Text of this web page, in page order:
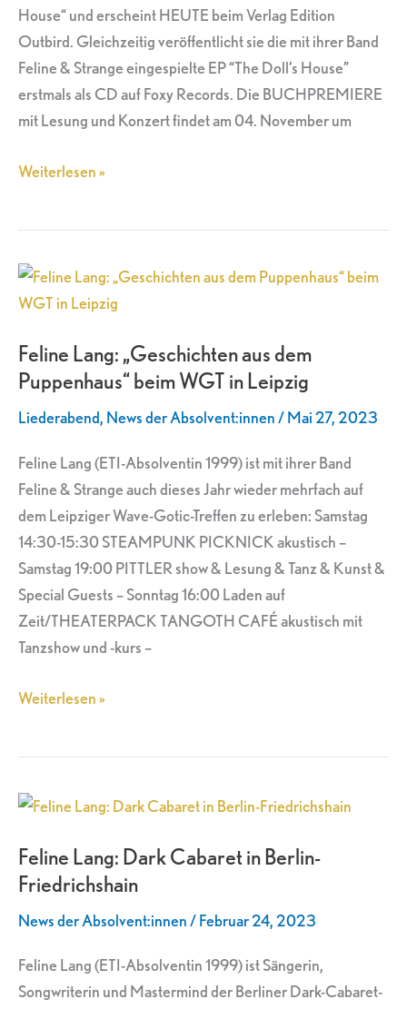
House“ und erscheint HEUTE beim Verlag Edition
Outbird. Gleichzeitig veröffentlicht sie die mit ihrer Band
Feline & Strange eingespielte EP “The Doll’s House”
erstmals als CD auf Foxy Records. Die BUCHPREMIERE
mit Lesung und Konzert findet am 04. November um
Weiterlesen »
Feline Lang: „Geschichten aus dem
Puppenhaus“ beim WGT in Leipzig
Liederabend, News der Absolvent:innen/Mai 27, 2023
Feline Lang (ETI-Absolventin 1999) ist mit ihrer Band
Feline & Strange auch dieses Jahr wieder mehrfach auf
dem Leipziger Wave-Gotic-Treffen zu erleben: Samstag
14:30-15:30 STEAMPUNK PICKNICK akustisch –
Samstag 19:00 PITTLER show & Lesung & Tanz & Kunst &
Special Guests – Sonntag 16:00 Laden auf
Zeit/THEATERPACK TANGOTH CAFÉ akustisch mit
Tanzshow und -kurs –
Feline
Lang:
aus
dem
Puppenhaus“
WGT
in
Leipzig
Weiterlesen »
Feline Lang: Dark Cabaret in Berlin-
Friedrichshain
News der Absolvent:innen/Februar 24, 2023
Feline Lang (ETI-Absolventin 1999) ist Sängerin,
Songwriterin und Mastermind der Berliner Dark-Cabaret-
Feline
Dark
Cabaret
Friedrichshain